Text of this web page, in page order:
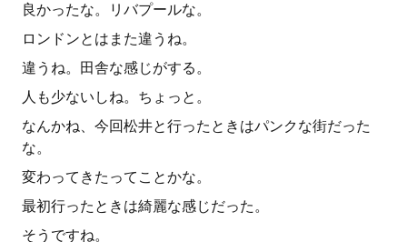
良かったな。リバプールな。
ロンドンとはまた違うね。
違うね。田舎な感じがする。
人も少ないしね。ちょっと。
なんかね、今回松井と行ったときはパンクな街だった
な。
変わってきたってことかな。
最初行ったときは綺麗な感じだった。
そうですね。